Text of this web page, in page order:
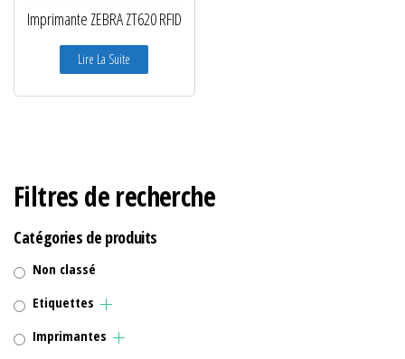
Imprimante ZEBRA ZT620 RFID
Lire La Suite
Filtres de recherche
Catégories de produits
Non classé
Etiquettes
Imprimantes